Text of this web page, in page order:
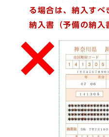
る場合は、納入すべ
納入書（予備の納入